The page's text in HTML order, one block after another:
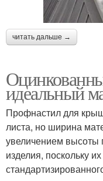
читать дальше →
идеальный
Профнастил для
листа, но ширина
увеличением
изделия, поскольку